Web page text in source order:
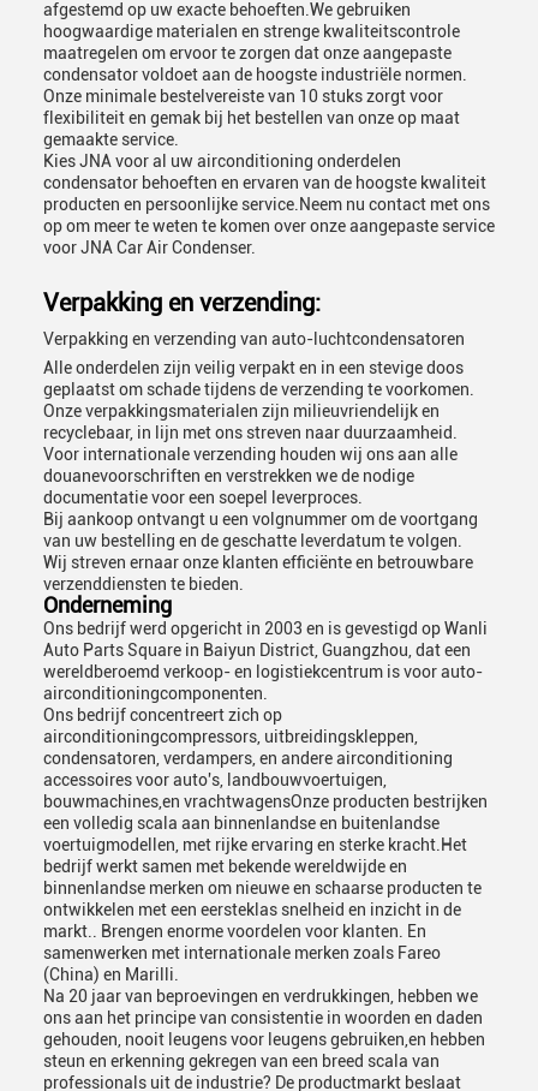
afgestemd op uw exacte behoeften.We gebruiken
hoogwaardige materialen en strenge kwaliteitscontrole
maatregelen om ervoor te zorgen dat onze aangepaste
condensator voldoet aan de hoogste industriële normen.
Onze minimale bestelvereiste van 10 stuks zorgt voor
flexibiliteit en gemak bij het bestellen van onze op maat
gemaakte service.
Kies JNA voor al uw airconditioning onderdelen
condensator behoeften en ervaren van de hoogste kwaliteit
producten en persoonlijke service.Neem nu contact met ons
op om meer te weten te komen over onze aangepaste service
voor JNA Car Air Condenser.
Verpakking en verzending:
Verpakking en verzending van auto-luchtcondensatoren
Alle onderdelen zijn veilig verpakt en in een stevige doos
geplaatst om schade tijdens de verzending te voorkomen.
Onze verpakkingsmaterialen zijn milieuvriendelijk en
recyclebaar, in lijn met ons streven naar duurzaamheid.
Voor internationale verzending houden wij ons aan alle
douanevoorschriften en verstrekken we de nodige
documentatie voor een soepel leverproces.
Bij aankoop ontvangt u een volgnummer om de voortgang
van uw bestelling en de geschatte leverdatum te volgen.
Wij streven ernaar onze klanten efficiënte en betrouwbare
verzenddiensten te bieden.
Onderneming
Ons bedrijf werd opgericht in 2003 en is gevestigd op Wanli
Auto Parts Square in Baiyun District, Guangzhou, dat een
wereldberoemd verkoop- en logistiekcentrum is voor auto-
airconditioningcomponenten.
Ons bedrijf concentreert zich op
airconditioningcompressors, uitbreidingskleppen,
condensatoren, verdampers, en andere airconditioning
accessoires voor auto's, landbouwvoertuigen,
bouwmachines,en vrachtwagensOnze producten bestrijken
een volledig scala aan binnenlandse en buitenlandse
voertuigmodellen, met rijke ervaring en sterke kracht.Het
bedrijf werkt samen met bekende wereldwijde en
binnenlandse merken om nieuwe en schaarse producten te
ontwikkelen met een eersteklas snelheid en inzicht in de
markt.. Brengen enorme voordelen voor klanten. En
samenwerken met internationale merken zoals Fareo
(China) en Marilli.
Na 20 jaar van beproevingen en verdrukkingen, hebben we
ons aan het principe van consistentie in woorden en daden
gehouden, nooit leugens voor leugens gebruiken,en hebben
steun en erkenning gekregen van een breed scala van
professionals uit de industrie? De productmarkt beslaat